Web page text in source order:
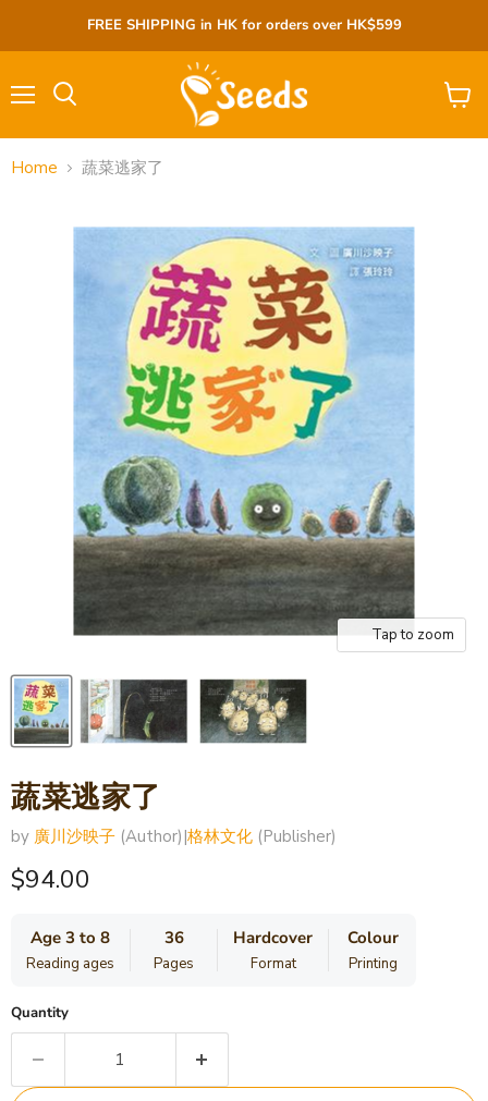
FREE SHIPPING in HK for orders over HK$599
View
Home 蔬菜逃家了
Tap to zoom
蔬菜逃家了
by 廣川沙映子 (Author) |格林文化 (Publisher)
Current price
$94.00
Age 3 to 8
Reading ages
36
Pages
Hardcover
Format
Colour
Printing
Quantity